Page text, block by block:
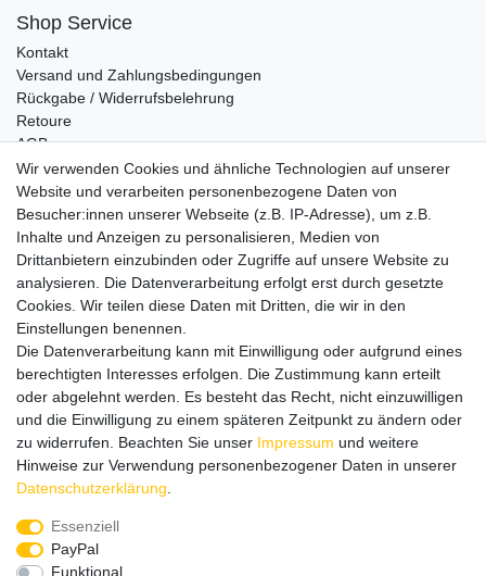
Shop Service
Kontakt
Versand und Zahlungsbedingungen
Rückgabe / Widerrufsbelehrung
Retoure
AGB
Vertrag widerrufen
Informationen
Datenschutz
Impressum
Wir verschicken klimaneutral mit DPD
Zahlungsmethoden
Zusätzlich stehen SEPA
Wir verwenden Cookies und ähnliche Technologien auf unserer
Website und verarbeiten personenbezogene Daten von
Besucher:innen unserer Webseite (z.B. IP-Adresse), um z.B.
Inhalte und Anzeigen zu personalisieren, Medien von
Drittanbietern einzubinden oder Zugriffe auf unsere Website zu
analysieren. Die Datenverarbeitung erfolgt erst durch gesetzte
Cookies. Wir teilen diese Daten mit Dritten, die wir in den
Einstellungen benennen.
Die Datenverarbeitung kann mit Einwilligung oder aufgrund eines
berechtigten Interesses erfolgen. Die Zustimmung kann erteilt
oder abgelehnt werden. Es besteht das Recht, nicht einzuwilligen
und die Einwilligung zu einem späteren Zeitpunkt zu ändern oder
zu widerrufen. Beachten Sie unser Impressum und weitere
Hinweise zur Verwendung personenbezogener Daten in unserer
Daten­schutz­erklärung
Essenziell
PayPal
Funktional